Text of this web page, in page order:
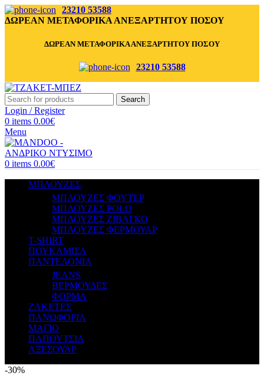
23210 53588
ΔΩΡΕΑΝ ΜΕΤΑΦΟΡΙΚΑ ΑΝΕΞΑΡΤΗΤΟΥ ΠΟΣΟΥ
ΔΩΡΕΑΝ ΜΕΤΑΦΟΡΙΚΑ ΑΝΕΞΑΡΤΗΤΟΥ ΠΟΣΟΥ
23210 53588
Search
Login / Register
0 items 0.00€
Menu
0 items 0.00€
ΜΠΛΟΥΖΕΣ
ΜΠΛΟΥΖΕΣ ΦΟΥΤΕΡ
ΜΠΛΟΥΖΕΣ POLO
ΜΠΛΟΥΖΕΣ ΖΙΒΑΓΚΟ
ΜΠΛΟΥΖΕΣ ΦΕΡΜΟΥΑΡ
T-SHIRT
ΠΟΥΚΑΜΙΣΑ
ΠΑΝΤΕΛΟΝΙΑ
JEANS
ΒΕΡΜΟΥΔΕΣ
ΦΟΡΜΑ
ΖΑΚΕΤΕΣ
ΠΑΝΩΦΟΡΙΑ
ΜΑΓΙΟ
ΠΑΠΟΥΤΣΙΑ
ΑΞΕΣΟΥΑΡ
-30%